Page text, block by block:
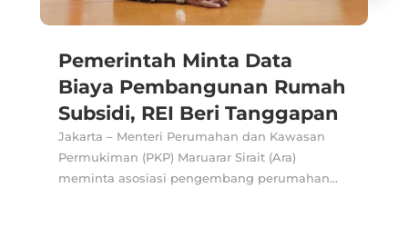
Pemerintah Minta Data
Biaya Pembangunan Rumah
Subsidi, REI Beri Tanggapan
Jakarta – Menteri Perumahan dan Kawasan
Permukiman (PKP) Maruarar Sirait (Ara)
meminta asosiasi pengembang perumahan...